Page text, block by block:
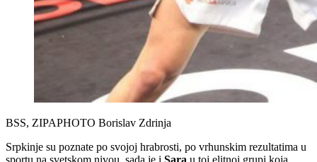
BSS, ZIPAPHOTO Borislav Zdrinja
Srpkinje su poznate po svojoj hrabrosti, po vrhunskim rezultatima u
sportu na svetskom nivou, sada je i Sara u toj elitnoj grupi koja